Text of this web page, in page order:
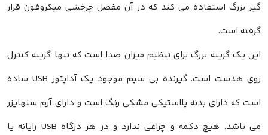
گیر بزرگ استفاده می کند که در آن مفصل چرخشی میکروفون قرار
گرفته است.
این یک گزینه بزرگ برای تنظیم میزان صدا است که تنها گزینه کنترل
روی هدست است. گیرنده بی سیم موجود یک آداپتور USB ساده
است که دارای بدنه پلاستیکی مشکی رنگ است و دارای آرم سنهایزر
می باشد. هیچ دکمه و چراغی ندارد و در هر درگاه USB رایانه یا